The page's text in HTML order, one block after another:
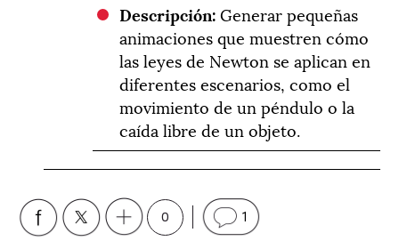
Descripción:Generar pequeñas
animaciones que muestren cómo
las leyes de Newton se aplican en
diferentes escenarios, como el
movimiento de un péndulo o la
caída libre de un objeto.
0 1